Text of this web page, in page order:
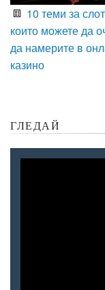
10 теми за
които можете да
да намерите в
казино
ГЛЕДАЙ